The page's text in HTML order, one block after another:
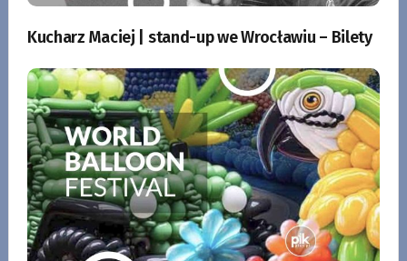
Kucharz Maciej | stand-up we Wrocławiu – Bilety